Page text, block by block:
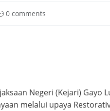
0 comments
Negeri (Kejari) Gayo
melalui upaya